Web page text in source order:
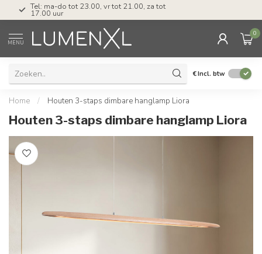
Tel: ma-do tot 23.00, vr tot 21.00, za tot
17.00 uur
MENU
0
€Incl. btw
Home / Houten 3-staps dimbare hanglamp Liora
Houten 3-staps dimbare hanglamp Liora